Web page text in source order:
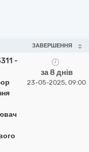
ЗАВЕРШЕННЯ
-
за 8 днів
23-05-2025, 09:00